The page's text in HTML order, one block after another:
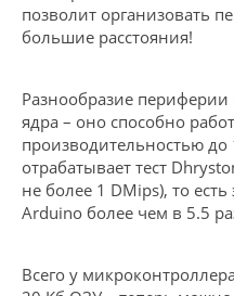
позволит организовать
большие расстояния!
Разнообразие
ядра – оно способно
производительностью до
отрабатывает тест
не более 1 DMips), то
Arduino более чем в 5.5
Всего у